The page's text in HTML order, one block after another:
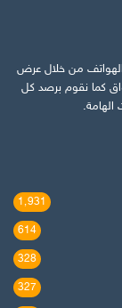
من خلال عرض
كما نقوم برصد كل
الهامة.
1٬931
614
328
327